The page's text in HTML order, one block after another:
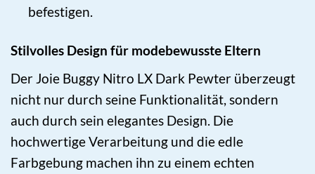
befestigen.
Stilvolles Design für modebewusste Eltern
Der Joie Buggy Nitro LX Dark Pewter überzeugt
nicht nur durch seine Funktionalität, sondern
auch durch sein elegantes Design. Die
hochwertige Verarbeitung und die edle
Farbgebung machen ihn zu einem echten